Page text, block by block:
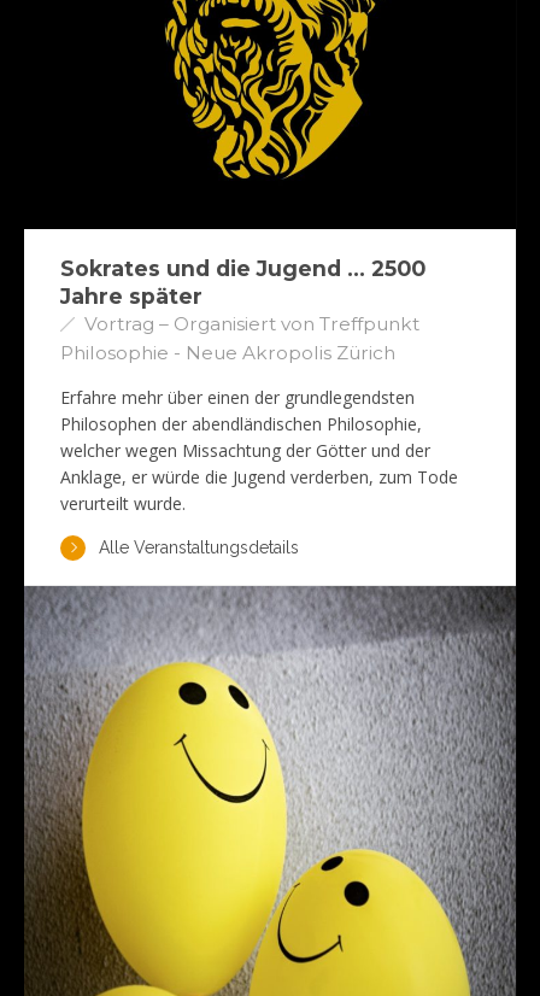
Sokrates und die Jugend … 2500
Jahre später
Vortrag – Organisiert von Treffpunkt
Philosophie - Neue Akropolis Zürich
Erfahre mehr über einen der grundlegendsten
Philosophen der abendländischen Philosophie,
welcher wegen Missachtung der Götter und der
Anklage, er würde die Jugend verderben, zum Tode
verurteilt wurde.
Alle Veranstaltungsdetails